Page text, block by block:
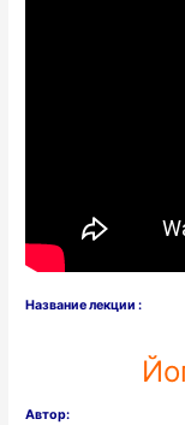
Название лекции :
Автор: